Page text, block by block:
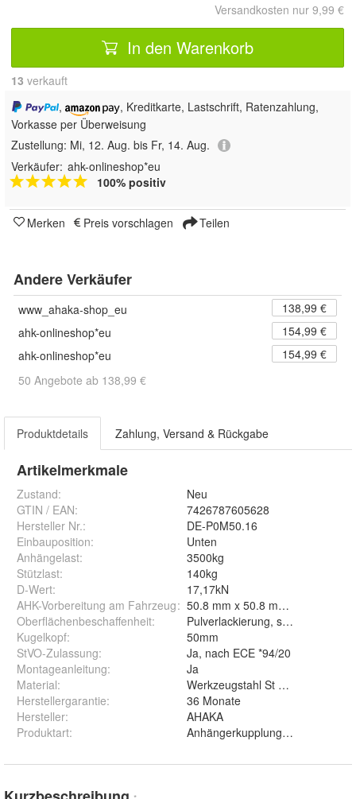
Versandkosten nur 9,99 €
In den Warenkorb
13 verkauft
,
, Kreditkarte, Lastschrift, Ratenzahlung,
Vorkasse per Überweisung
Zustellung: Mi, 12. Aug. bis Fr, 14. Aug.
Verkäufer: ahk-onlineshop*eu
100% positiv
Merken Preis vorschlagen Teilen
Andere Verkäufer
www_ahaka-shop_eu
138,99 €
ahk-onlineshop*eu
154,99 €
ahk-onlineshop*eu
154,99 €
50 Angebote ab 138,99 €
Produktdetails Zahlung, Versand & Rückgabe
Artikelmerkmale
Zustand:
Neu
GTIN / EAN:
7426787605628
Hersteller Nr.:
DE-P0M50.16
Einbauposition:
Unten
Anhängelast:
3500kg
Stützlast:
140kg
D-Wert:
17,17kN
AHK-Vorbereitung am Fahrzeug: 50.8 mm x 50.8 mm - 52.0 mm
Oberflächenbeschaffenheit:
Pulverlackierung, schwarz
Kugelkopf:
50mm
StVO-Zulassung:
Ja, nach ECE *94/20
Montageanleitung:
Ja
Material:
Werkzeugstahl St 52-3
Herstellergarantie:
36 Monate
Hersteller:
AHAKA
Produktart: Anhängerkupplungszunge